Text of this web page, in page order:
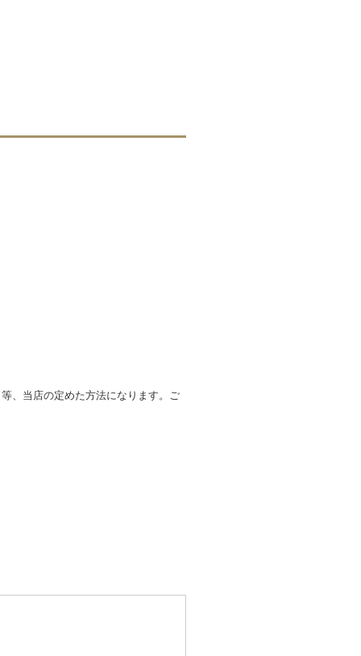
、当店の定めた方法になります。ご